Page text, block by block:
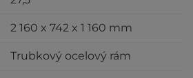
2 160 x 742 x 1 160 mm
Trubkový ocelový rám